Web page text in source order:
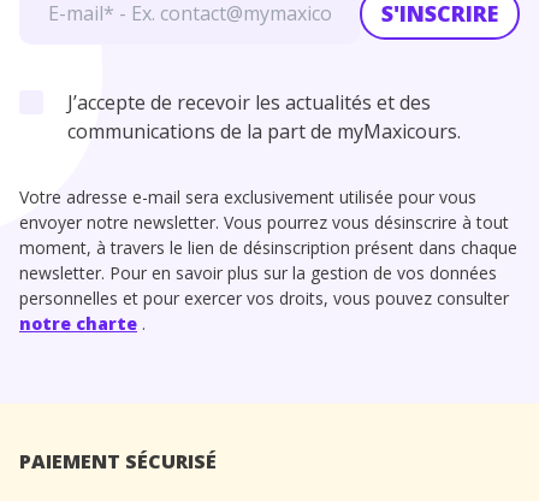
S'INSCRIRE
J’accepte de recevoir les actualités et des
communications de la part de myMaxicours.
Votre adresse e-mail sera exclusivement utilisée pour vous
envoyer notre newsletter. Vous pourrez vous désinscrire à tout
moment, à travers le lien de désinscription présent dans chaque
newsletter. Pour en savoir plus sur la gestion de vos données
personnelles et pour exercer vos droits, vous pouvez consulter
notre charte .
PAIEMENT SÉCURISÉ